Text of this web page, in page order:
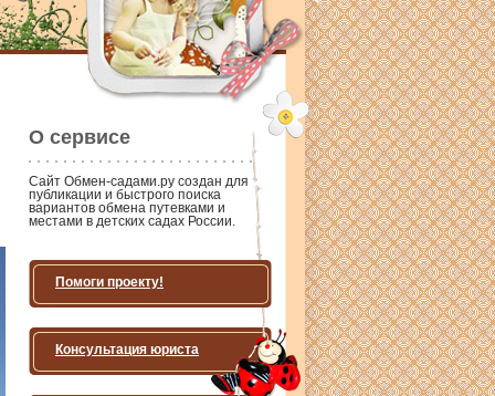
О сервисе
Сайт Обмен-садами.ру создан для
публикации и быстрого поиска
вариантов обмена путевками и
местами в детских садах России.
Помоги проекту!
Консультация юриста